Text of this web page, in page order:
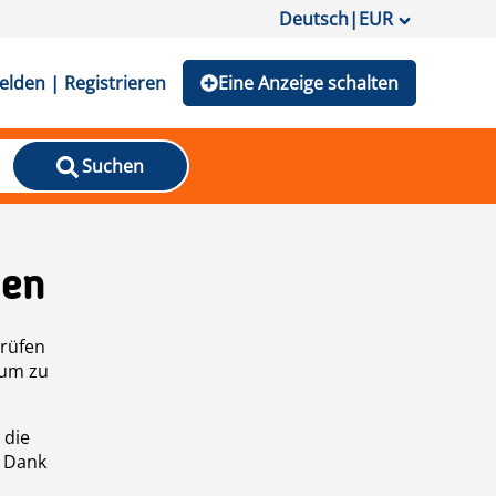
Deutsch|EUR
| Registrieren Eine Anzeige schalten
Suchen
zu
die